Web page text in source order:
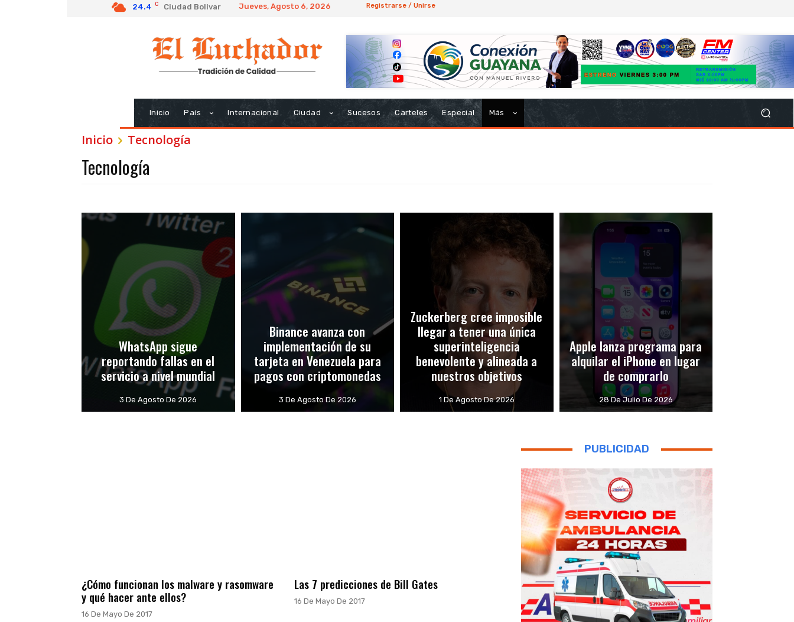
24.4 C Ciudad Bolivar Jueves, Agosto 6, 2026 Registrarse / Unirse
Inicio País Internacional Ciudad Sucesos Carteles Especial Más
Inicio Tecnología
Tecnología
WhatsApp sigue
reportando fallas en el
servicio a nivel mundial
3 De Agosto De 2026
Binance avanza con
implementación de su
tarjeta en Venezuela para
pagos con criptomonedas
3 De Agosto De 2026
Zuckerberg cree imposible
llegar a tener una única
superinteligencia
benevolente y alineada a
nuestros objetivos
1 De Agosto De 2026
Apple lanza programa para
alquilar el iPhone en lugar
de comprarlo
28 De Julio De 2026
¿Cómo funcionan los malware y rasomware
y qué hacer ante ellos?
16 De Mayo De 2017
Las 7 predicciones de Bill Gates
16 De Mayo De 2017
PUBLICIDAD